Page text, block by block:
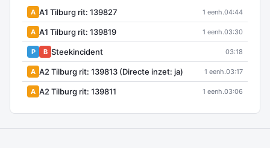
A A1 Tilburg rit: 139827 1 eenh.04:44
A A1 Tilburg rit: 139819 1 eenh.03:30
P B Steekincident 03:18
A A2 Tilburg rit: 139813 (Directe inzet: ja) 1 eenh.03:17
A A2 Tilburg rit: 139811 1 eenh.03:06